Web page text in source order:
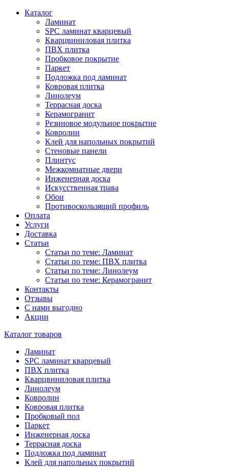
Каталог
Ламинат
SPC ламинат кварцевый
Кварцвиниловая плитка
ПВХ плитка
Пробковое покрытие
Паркет
Подложка под ламинат
Ковровая плитка
Линолеум
Террасная доска
Керамогранит
Резиновое модульное покрытие
Ковролин
Клей для напольных покрытий
Стеновые панели
Плинтус
Межкомнатные двери
Инженерная доска
Искусственная трава
Обои
Противоскользящий профиль
Оплата
Услуги
Доставка
Статьи
Статьи по теме: Ламинат
Статьи по теме: ПВХ плитка
Статьи по теме: Линолеум
Статьи по теме: Керамогранит
Контакты
Отзывы
С нами выгодно
Акции
Каталог товаров
Ламинат
SPC ламинат кварцевый
ПВХ плитка
Кварцвиниловая плитка
Линолеум
Ковролин
Ковровая плитка
Пробковый пол
Паркет
Инженерная доска
Террасная доска
Подложка под ламинат
Клей для напольных покрытий